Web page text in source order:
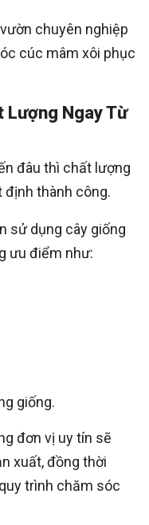
chuyên nghiệp
cúc mâm xôi phục
Lượng Ngay Từ
đâu thì chất lượng
định thành công.
sử dụng cây giống
ưu điểm như:
giống.
đơn vị uy tín sẽ
xuất, đồng thời
trình chăm sóc